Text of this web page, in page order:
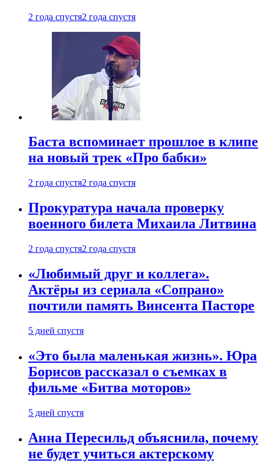
2 года спустя2 года спустя
Баста вспоминает прошлое в клипе
на новый трек «Про бабки»
2 года спустя2 года спустя
Прокуратура начала проверку
военного билета Михаила Литвина
2 года спустя2 года спустя
«Любимый друг и коллега».
Актёры из сериала «Сопрано»
почтили память Винсента Пасторе
5 дней спустя
«Это была маленькая жизнь». Юра
Борисов рассказал о съемках в
фильме «Битва моторов»
5 дней спустя
Анна Пересильд объяснила, почему
не будет учиться актерскому